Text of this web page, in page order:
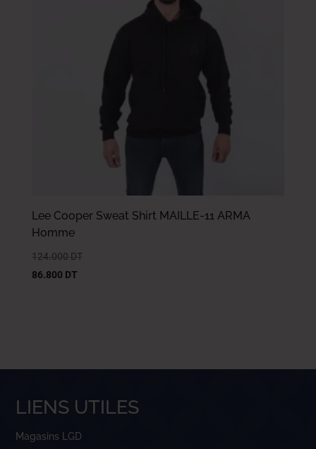
Lee Cooper Sweat Shirt MAILLE-11 ARMA
Homme
124.000 DT
86.800 DT
LIENS UTILES
Magasins LGD